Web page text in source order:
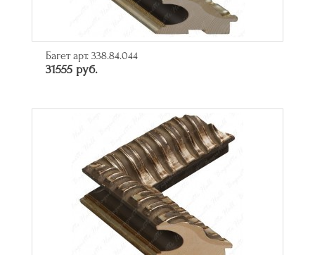
Багет арт. 338.84.044
31555 руб.